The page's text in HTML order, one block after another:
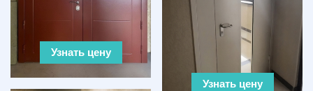
Узнать цену
Узнать цену